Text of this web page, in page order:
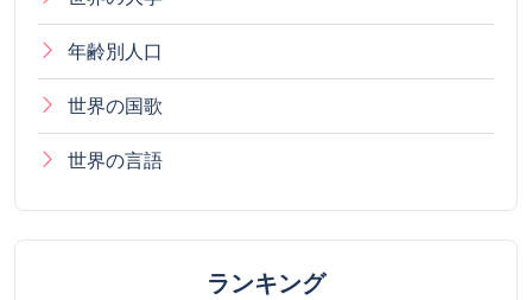
年齢別人口
世界の国歌
世界の言語
ランキング